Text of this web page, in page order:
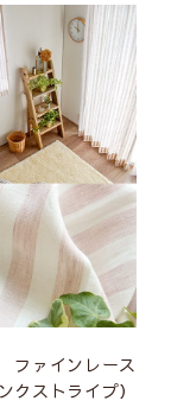
ファインレース
ストライプ）